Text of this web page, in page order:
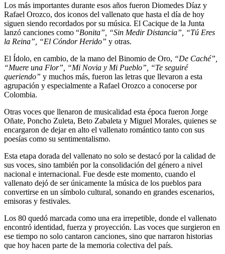
Los más importantes durante esos años fueron Diomedes Díaz y
Rafael Orozco, dos iconos del vallenato que hasta el día de hoy
siguen siendo recordados por su música. El Cacique de la Junta
lanzó canciones como “Bonita”, “Sin Medir Distancia”, “Tú Eres
la Reina”, “El Cóndor Herido” y otras.
El Ídolo, en cambio, de la mano del Binomio de Oro, “De Caché”,
“Muere una Flor”, “Mi Novia y Mi Pueblo”, “Te seguiré
queriendo” y muchos más, fueron las letras que llevaron a esta
agrupación y especialmente a Rafael Orozco a conocerse por
Colombia.
Otras voces que llenaron de musicalidad esta época fueron Jorge
Oñate, Poncho Zuleta, Beto Zabaleta y Miguel Morales, quienes se
encargaron de dejar en alto el vallenato romántico tanto con sus
poesías como su sentimentalismo.
Esta etapa dorada del vallenato no solo se destacó por la calidad de
sus voces, sino también por la consolidación del género a nivel
nacional e internacional. Fue desde este momento, cuando el
vallenato dejó de ser únicamente la música de los pueblos para
convertirse en un símbolo cultural, sonando en grandes escenarios,
emisoras y festivales.
Los 80 quedó marcada como una era irrepetible, donde el vallenato
encontró identidad, fuerza y proyección. Las voces que surgieron en
ese tiempo no solo cantaron canciones, sino que narraron historias
que hoy hacen parte de la memoria colectiva del país.